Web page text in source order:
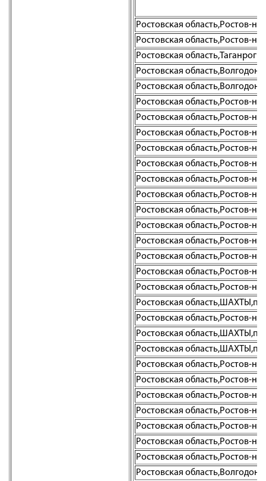
Ростовская область,Ростов-
Ростовская область,Ростов-
Ростовская область,Таганрог
Ростовская
Ростовская
Ростовская область,Ростов-
Ростовская область,Ростов-
Ростовская область,Ростов-
Ростовская область,Ростов-
Ростовская область,Ростов-
Ростовская область,Ростов-
Ростовская область,Ростов-
Ростовская область,Ростов-
Ростовская область,Ростов-
Ростовская область,Ростов-
Ростовская область,Ростов-
Ростовская область,Ростов-
Ростовская область,Ростов-
Ростовская
Ростовская область,Ростов-
Ростовская
Ростовская
Ростовская область,Ростов-
Ростовская область,Ростов-
Ростовская область,Ростов-
Ростовская область,Ростов-
Ростовская область,Ростов-
Ростовская область,Ростов-
Ростовская область,Ростов-
Ростовская